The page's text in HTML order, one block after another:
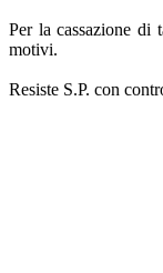
Per la cassazione di
motivi.
Resiste S.P. con